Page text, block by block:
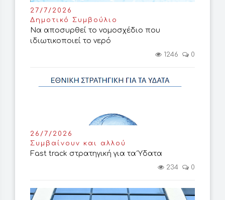
27/7/2026
Δημοτικό Συμβούλιο
Να αποσυρθεί το νομοσχέδιο που
ιδιωτικοποιεί το νερό
1246 0
26/7/2026
Συμβαίνουν και αλλού
Fast track στρατηγική για τα Ύδατα
234 0